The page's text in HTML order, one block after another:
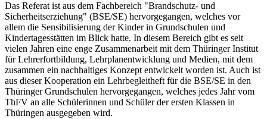
Das Referat ist aus dem Fachbereich "Brandschutz- und
Sicherheitserziehung" (BSE/SE) hervorgegangen, welches vor
allem die Sensibilisierung der Kinder in Grundschulen und
Kindertagesstätten im Blick hatte. In diesem Bereich gibt es seit
vielen Jahren eine enge Zusammenarbeit mit dem Thüringer Institut
für Lehrerfortbildung, Lehrplanentwicklung und Medien, mit dem
zusammen ein nachhaltiges Konzept entwickelt worden ist. Auch ist
aus dieser Kooperation ein Lehrbegleitheft für die BSE/SE in den
Thüringer Grundschulen hervorgegangen, welches jedes Jahr vom
ThFV an alle Schülerinnen und Schüler der ersten Klassen in
Thüringen ausgegeben wird.